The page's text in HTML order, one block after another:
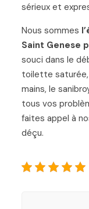
sérieux et
Nous sommes
Saint Genese
souci dans le
toilette saturée,
mains, le
tous vos
faites appel à
déçu.